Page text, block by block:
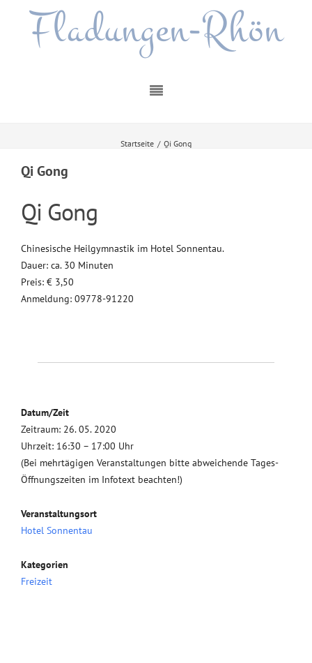
Fladungen-Rhön
Startseite / Qi Gong
Qi Gong
Qi Gong
Chinesische Heilgymnastik im Hotel Sonnentau.
Dauer: ca. 30 Minuten
Preis: € 3,50
Anmeldung: 09778-91220
Datum/Zeit
Zeitraum: 26. 05. 2020
Uhrzeit: 16:30 – 17:00 Uhr
(Bei mehrtägigen Veranstaltungen bitte abweichende Tages-
Öffnungszeiten im Infotext beachten!)
Veranstaltungsort
Hotel Sonnentau
Kategorien
Freizeit